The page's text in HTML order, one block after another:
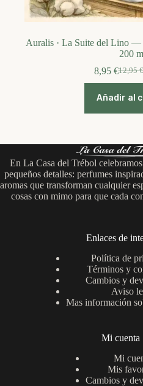
Auralis · La Suite del Lino
200
12,95€
El
precio
8,95 €El
precio
actual
Añadir al
En La Casa del Trébol
pequeños detalles: perfumes
aromas que transforman cualquier
cosas con mimo para que cada
Enlaces de
Política de
Términos y
Cambios y
Aviso
Mas información
Mi cuenta
Mi
Mis
Cambios y